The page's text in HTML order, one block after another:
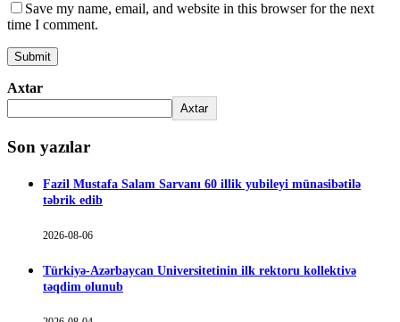
Save my name, email, and website in this browser for the next
time I comment.
Axtar
Axtar
Son yazılar
Fazil Mustafa Salam Sarvanı 60 illik yubileyi münasibətilə
təbrik edib
2026-08-06
Türkiyə-Azərbaycan Universitetinin ilk rektoru kollektivə
təqdim olunub